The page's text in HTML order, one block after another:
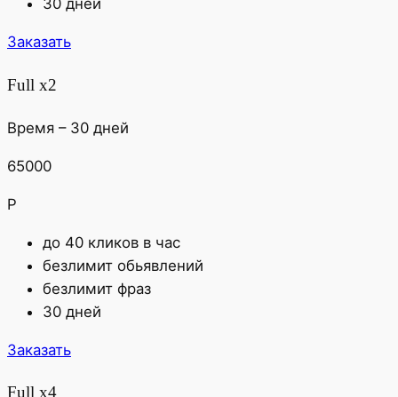
30 дней
Заказать
Full х2
Время – 30 дней
65000
Р
до 40 кликов в час
безлимит обьявлений
безлимит фраз
30 дней
Заказать
Full х4